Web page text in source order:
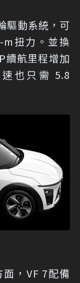
驅動系統，可
扭力。並換
續航里程增加
也只需 5.8
，VF 7配備